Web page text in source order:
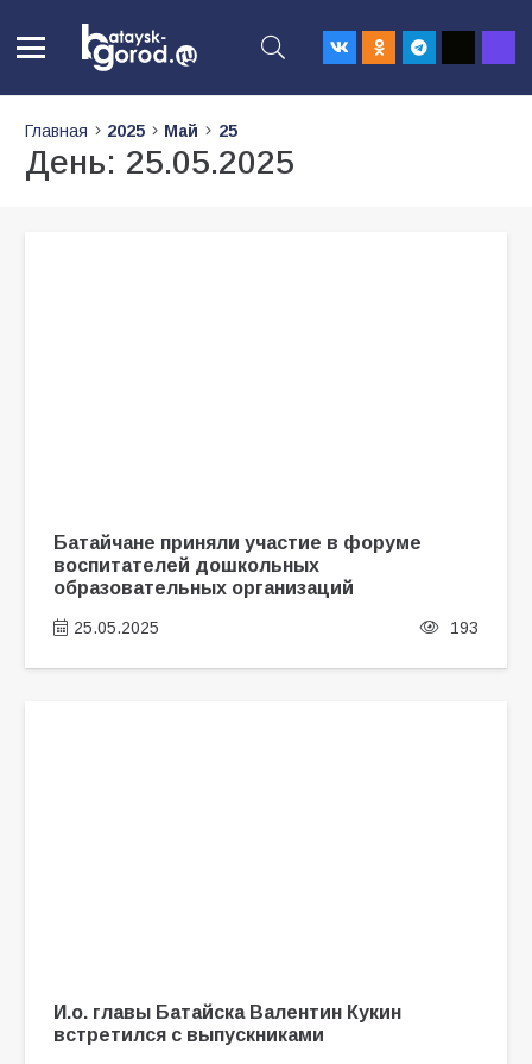
Главная 2025 Май 25
День: 25.05.2025
Батайчане приняли участие в форуме
воспитателей дошкольных
образовательных организаций
25.05.2025 193
И.о. главы Батайска Валентин Кукин
встретился с выпускниками